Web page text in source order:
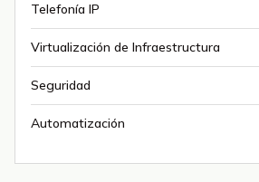
Telefonía IP
Virtualización de Infraestructura
Seguridad
Automatización